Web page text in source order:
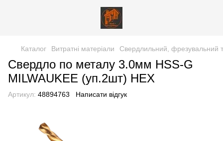
Каталог Витратні матеріали Свердлильний, фрезувальний
Свердло по металу 3.0мм HSS-G
MILWAUKEE (уп.2шт) HEX
Артикул: 48894763 Написати відгук